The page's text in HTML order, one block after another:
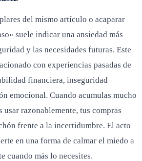
del mismo artículo o acaparar
suele indicar una ansiedad más
y las necesidades futuras. Este
con experiencias pasadas de
financiera, inseguridad
emocional. Cuando acumulas mucho
usar razonablemente, tus compras
frente a la incertidumbre. El acto
en una forma de calmar el miedo a
cuando más lo necesites.